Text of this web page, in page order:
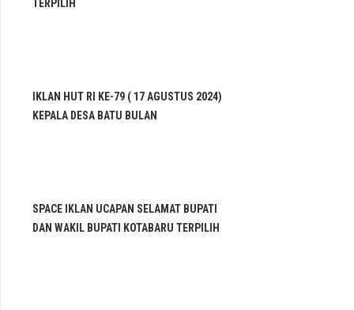
TERPILIH
IKLAN HUT RI KE-79 ( 17 AGUSTUS 2024)
KEPALA DESA BATU BULAN
SPACE IKLAN UCAPAN SELAMAT BUPATI
DAN WAKIL BUPATI KOTABARU TERPILIH